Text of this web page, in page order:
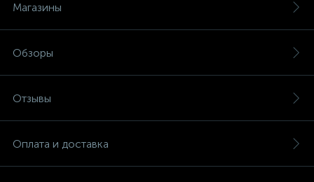
Магазины
Обзоры
Отзывы
Оплата и доставка